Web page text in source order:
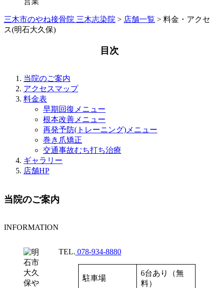
三木市のやね接骨院 三木志染院 > 店舗一覧 > 料金・アクセ
ス(明石大久保)
目次
当院のご案内
アクセスマップ
料金表
早期回復メニュー
根本改善メニュー
再発予防(トレーニング)メニュー
巻き爪矯正
交通事故むち打ち治療
ギャラリー
店舗HP
当院のご案内
INFORMATION
TEL. 078-934-8880
駐車場
6台あり（無
料）